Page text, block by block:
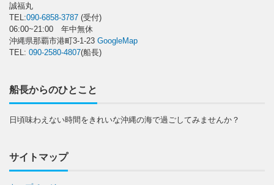
誠福丸
TEL:090-6858-3787 (受付)
06:00~21:00 年中無休
沖縄県那覇市港町3-1-23 GoogleMap
TEL: 090-2580-4807(船長)
船長からのひとこと
日頃味わえない時間をきれいな沖縄の海で過ごしてみませんか？
サイトマップ